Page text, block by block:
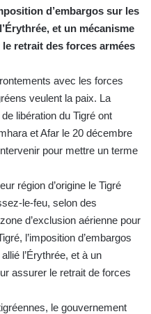
d’embargos sur les
et un mécanisme
retrait des forces armées
avec les forces
veulent la paix. La
libération du Tigré ont
et Afar le 20 décembre
pour mettre un terme
région d’origine le Tigré
le-feu, selon des
d’exclusion aérienne pour
l’imposition d’embargos
l’Érythrée, et à un
assurer le retrait de forces
le gouvernement